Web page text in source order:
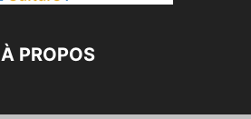
À PROPOS